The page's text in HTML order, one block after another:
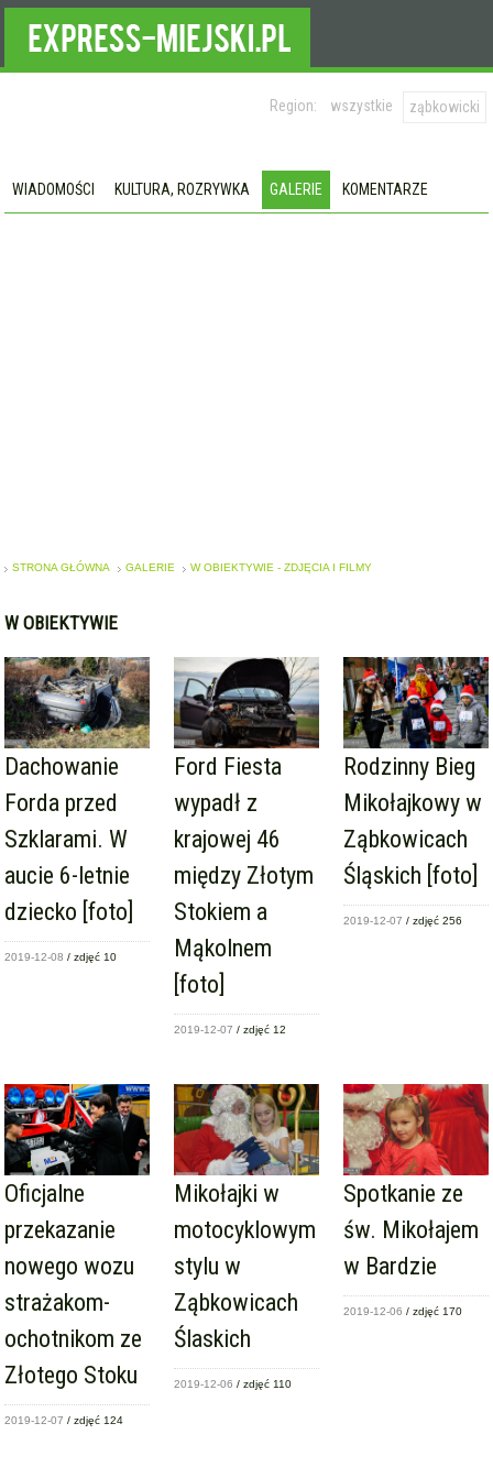
Region: wszystkie ząbkowicki
WIADOMOŚCI KULTURA, ROZRYWKA GALERIE KOMENTARZE
STRONA GŁÓWNA GALERIE W OBIEKTYWIE - ZDJĘCIA I FILMY
W OBIEKTYWIE
Dachowanie
Forda przed
Szklarami. W
aucie 6-letnie
dziecko [foto]
2019-12-08 / zdjęć 10
Ford Fiesta
wypadł z
krajowej 46
między Złotym
Stokiem a
Mąkolnem
[foto]
2019-12-07 / zdjęć 12
Rodzinny Bieg
Mikołajkowy w
Ząbkowicach
Śląskich [foto]
2019-12-07 / zdjęć 256
Oficjalne
przekazanie
nowego wozu
strażakom-
ochotnikom ze
Złotego Stoku
2019-12-07 / zdjęć 124
Mikołajki w
motocyklowym
stylu w
Ząbkowicach
Ślaskich
2019-12-06 / zdjęć 110
Spotkanie ze
św. Mikołajem
w Bardzie
2019-12-06 / zdjęć 170